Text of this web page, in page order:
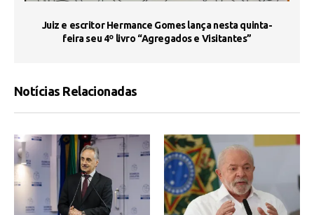
Juiz e escritor Hermance Gomes lança nesta quinta-
feira seu 4º livro “Agregados e Visitantes”
Notícias Relacionadas